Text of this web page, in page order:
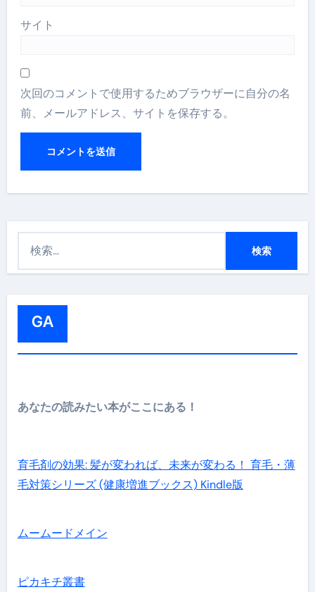
サイト
次回のコメントで使用するためブラウザーに自分の名
前、メールアドレス、サイトを保存する。
GA
あなたの読みたい本がここにある！
育毛剤の効果: 髪が変われば、未来が変わる！ 育毛・薄
毛対策シリーズ (健康増進ブックス) Kindle版
ムームードメイン
ピカキチ叢書